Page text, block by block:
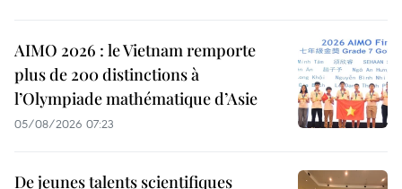
AIMO 2026 : le Vietnam remporte
plus de 200 distinctions à
l’Olympiade mathématique d’Asie
05/08/2026 07:23
De jeunes talents scientifiques